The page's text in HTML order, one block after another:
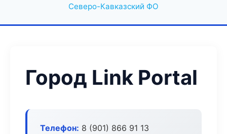
Северо-Кавказский ФО
Город Link Portal
Телефон: 8 (901) 866 91 13